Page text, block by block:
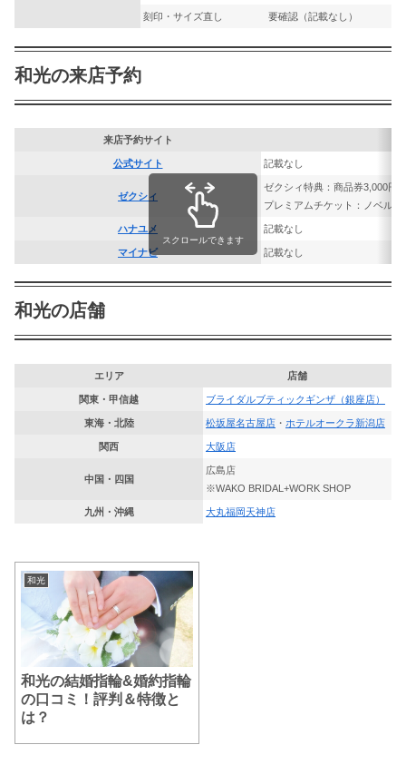
刻印・サイズ直し 要確認（記載なし）
和光の来店予約
来店予約サイト
公式サイト 記載なし
ゼクシィ
ゼクシィ特典：商品券3,000円
プレミアムチケット：ノベルテ
ハナユメ 記載なし
マイナビ 記載なし
スクロールできます
和光の店舗
エリア 店舗
関東・甲信越 ブライダルブティックギンザ（銀座店）
東海・北陸 松坂屋名古屋店 ・ ホテルオークラ新潟店
関西 大阪店
中国・四国
広島店
※WAKO BRIDAL+WORK SHOP
九州・沖縄 大丸福岡天神店
和光
和光の結婚指輪&婚約指輪
の口コミ！評判＆特徴と
は？